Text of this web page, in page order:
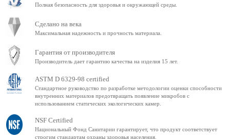
Полная безопасность для здоровья и окружающей среды.
Сделано на века
Максимальная надежность и прочность материала.
Гарантия от производителя
Производитель дает гарантию качества на изделия 15 лет.
ASTM D 6329-98 certified
Стандартное руководство по разработке методологии оценки способности
внутренних материалов предотвращать появление микробов с
использованием статических экологических камер.
NSF Certified
Национальный Фонд Санитарии гарантирует, что продукт соответствует
строгим стандартам охраны здоровья населения.